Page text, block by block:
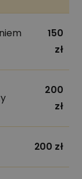
150
zł
200
zł
200 zł